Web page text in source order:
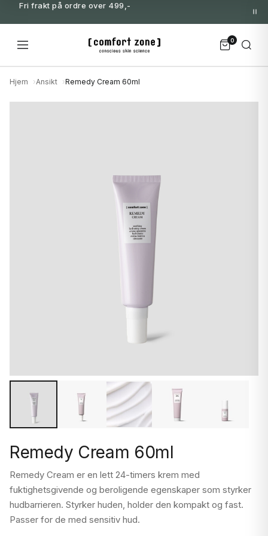
Fri frakt på ordre over 499,-
0
Hjem Ansikt Remedy Cream 60ml
Remedy Cream 60ml
Remedy Cream er en lett 24-timers krem ​​med
fuktighetsgivende og beroligende egenskaper som styrker
hudbarrieren. Styrker huden, holder den kompakt og fast.
Passer for de med sensitiv hud.